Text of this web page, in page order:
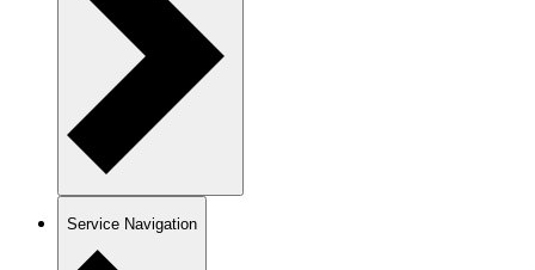
Service Navigation